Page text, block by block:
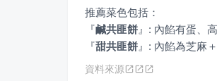
『鹹共匪餅 』
『甜共匪餅 』 : 內餡為芝麻
資料來源